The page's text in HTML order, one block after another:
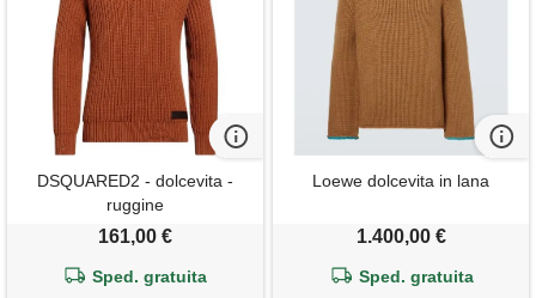
DSQUARED2 - dolcevita -
ruggine
161,00 €
Sped. gratuita
Loewe dolcevita in lana
1.400,00 €
Sped. gratuita